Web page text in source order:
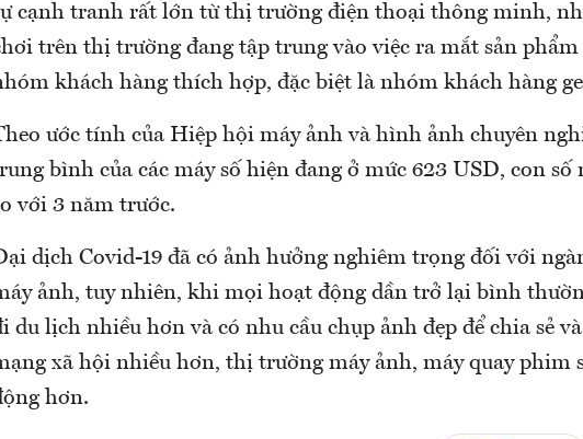
cạnh tranh rất lớn từ thị trường điện thoại thông minh,
trên thị trường đang tập trung vào việc ra mắt sản phẩm
khách hàng thích hợp, đặc biệt là nhóm khách hàng
ước tính của Hiệp hội máy ảnh và hình ảnh chuyên
bình của các máy số hiện đang ở mức 623 USD, con số
với 3 năm trước.
dịch Covid-19 đã có ảnh hưởng nghiêm trọng đối với
ảnh, tuy nhiên, khi mọi hoạt động dần trở lại bình
du lịch nhiều hơn và có nhu cầu chụp ảnh đẹp để chia sẻ
xã hội nhiều hơn, thị trường máy ảnh, máy quay phim
hơn.